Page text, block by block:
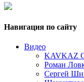
Навигация по сайту
Видео
KAVKAZ
Роман
Сергей